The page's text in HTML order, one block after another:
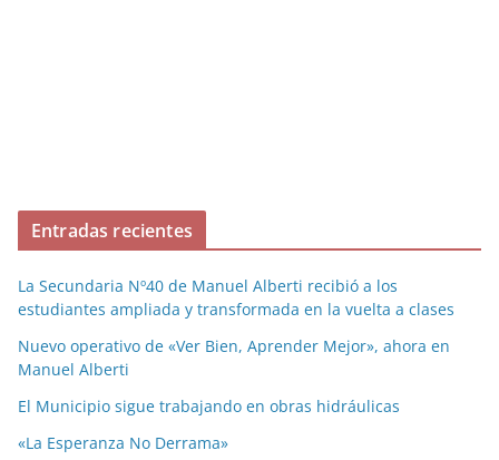
Entradas recientes
La Secundaria Nº40 de Manuel Alberti recibió a los
estudiantes ampliada y transformada en la vuelta a clases
Nuevo operativo de «Ver Bien, Aprender Mejor», ahora en
Manuel Alberti
El Municipio sigue trabajando en obras hidráulicas
«La Esperanza No Derrama»